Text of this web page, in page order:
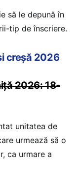
să le depună în
tip de înscriere.
creșă 2026
2026: 18-
unitatea de
urmează să o
ca urmare a